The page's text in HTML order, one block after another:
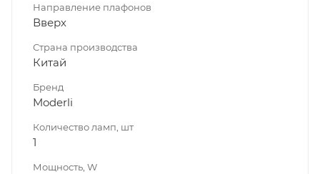
Направление плафонов
Вверх
Страна производства
Китай
Бренд
Moderli
Количество ламп, шт
1
Мощность, W